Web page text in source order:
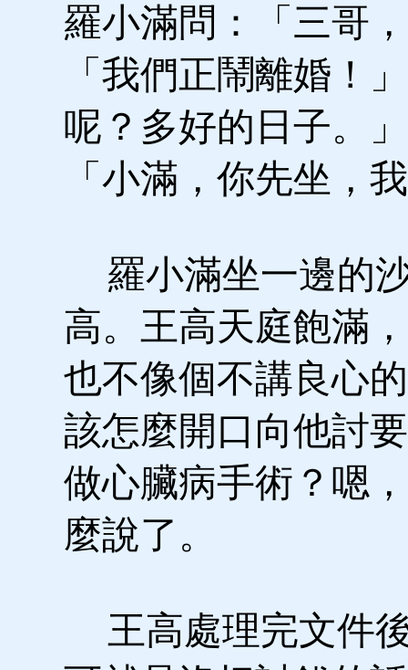
羅小滿問：「三哥
「我們正鬧離婚！
呢？多好的日子。
「小滿，你先坐，
羅小滿坐一邊的
高。王高天庭飽滿
也不像個不講良心
該怎麼開口向他討
做心臟病手術？嗯
麼說了。
王高處理完文件